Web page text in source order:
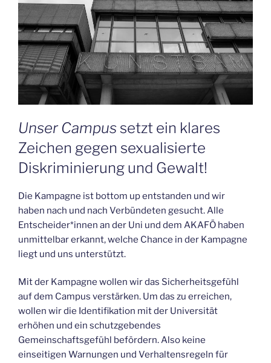
Unser Campussetzt ein klares
Zeichen gegen sexualisierte
Diskriminierung und Gewalt!
Die Kampagne ist bottom up entstanden und wir
haben nach und nach Verbündeten gesucht. Alle
Entscheider*innen an der Uni und dem AKAFÖ haben
unmittelbar erkannt, welche Chance in der Kampagne
liegt und uns unterstützt.
Mit der Kampagne wollen wir das Sicherheitsgefühl
auf dem Campus verstärken. Um das zu erreichen,
wollen wir die Identifikation mit der Universität
erhöhen und ein schutzgebendes
Gemeinschaftsgefühl befördern. Also keine
einseitigen Warnungen und Verhaltensregeln für